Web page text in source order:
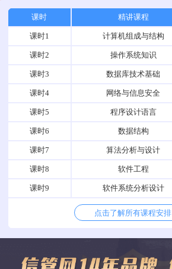
课时 精讲课程
课时1 计算机组成与结构
课时2 操作系统知识
课时3 数据库技术基础
课时4 网络与信息安全
课时5 程序设计语言
课时6 数据结构
课时7 算法分析与设计
课时8 软件工程
课时9 软件系统分析设计
点击了解所有课程安排